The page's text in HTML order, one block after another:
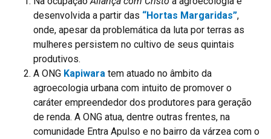
desenvolvida a partir das “Hortas Margaridas”,
onde, apesar da problemática da luta por terras as
mulheres persistem no cultivo de seus quintais
produtivos.
A ONG Kapiwara tem atuado no âmbito da
agroecologia urbana com intuito de promover o
caráter empreendedor dos produtores para geração
de renda. A ONG atua, dentre outras frentes, na
comunidade Entra Apulso e no bairro da várzea com o